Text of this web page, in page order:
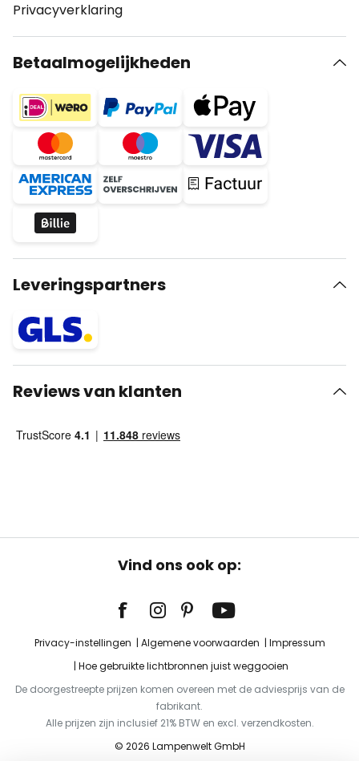
Privacyverklaring
Betaalmogelijkheden
Leveringspartners
Reviews van klanten
Vind ons ook op:
Privacy-instellingen Algemene voorwaarden
Impressum
Hoe gebruikte lichtbronnen juist weggooien
De doorgestreepte prijzen komen overeen met de adviesprijs van de
fabrikant.
Alle prijzen zijn inclusief 21% BTW en excl. verzendkosten.
© 2026 Lampenwelt GmbH